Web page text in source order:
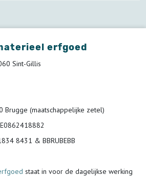
erfgoed
Sint-Gillis
Brugge (maatschappelijke zetel)
8431 & BBRUBEBB
staat in voor de dagelijkse werking